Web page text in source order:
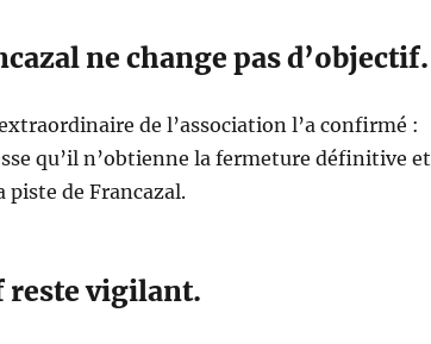
ne change pas d’objectif.
de l’association l’a confirmé :
qu’il n’obtienne la fermeture définitive et
de Francazal.
reste vigilant.